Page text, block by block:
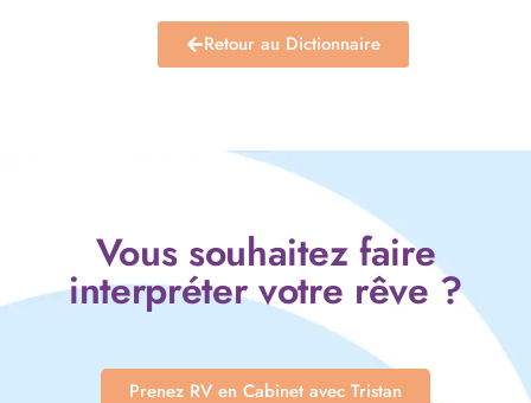
Retour au Dictionnaire
Vous souhaitez faire
interpréter votre rêve ?
Prenez RV en Cabinet avec Tristan